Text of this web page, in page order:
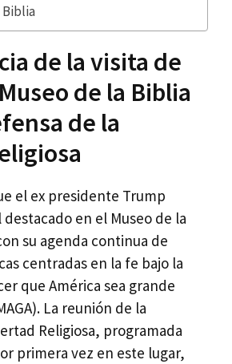
Biblia
de la visita de
de la Biblia
de la
el ex presidente Trump
en el Museo de la
su agenda continua de
centradas en la fe bajo la
que América sea grande
La reunión de la
Religiosa, programada
primera vez en este lugar,